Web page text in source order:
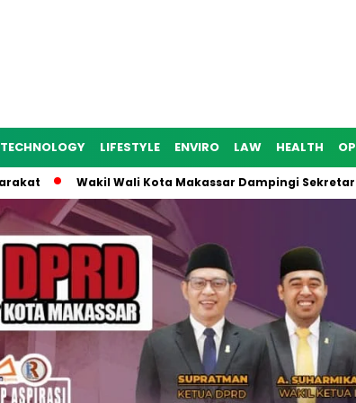
TECHNOLOGY LIFESTYLE ENVIRO LAW HEALTH
Wakil Wali Kota Makassar Dampingi Sekretaris Ditjen